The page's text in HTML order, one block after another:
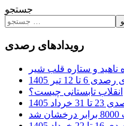
جستجو
رویدادهای رصدی
ناهید و ستاره قلب شیر
تا 12 تیر 1405
انقلاب تابستانی چیست؟
1405